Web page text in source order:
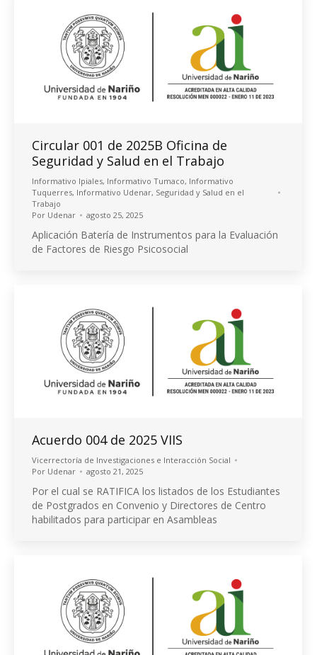
Circular 001 de 2025B Oficina de
Seguridad y Salud en el Trabajo
Informativo Ipiales, Informativo Tumaco, Informativo
Tuquerres, Informativo Udenar, Seguridad y Salud en el
Trabajo
Por Udenar agosto 25, 2025
Aplicación Batería de Instrumentos para la Evaluación
de Factores de Riesgo Psicosocial
Acuerdo 004 de 2025 VIIS
Vicerrectoría de Investigaciones e Interacción Social
Por Udenar agosto 21, 2025
Por el cual se RATIFICA los listados de los Estudiantes
de Postgrados en Convenio y Directores de Centro
habilitados para participar en Asambleas